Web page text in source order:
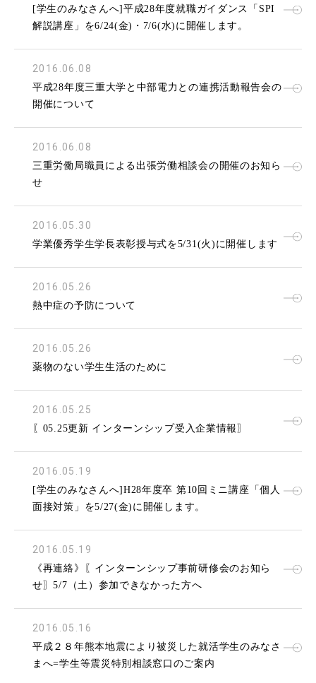
[学生のみなさんへ]平成28年度就職ガイダンス「SPI
解説講座」を6/24(金)・7/6(水)に開催します。
2016.06.08
平成28年度三重大学と中部電力との連携活動報告会の
開催について
2016.06.08
三重労働局職員による出張労働相談会の開催のお知ら
せ
2016.05.30
学業優秀学生学長表彰授与式を5/31(火)に開催します
2016.05.26
熱中症の予防について
2016.05.26
薬物のない学生生活のために
2016.05.25
〖05.25更新 インターンシップ受入企業情報〗
2016.05.19
[学生のみなさんへ]H28年度卒 第10回ミニ講座「個人
面接対策」を5/27(金)に開催します。
2016.05.19
《再連絡》〖インターンシップ事前研修会のお知ら
せ〗5/7（土）参加できなかった方へ
2016.05.16
平成２８年熊本地震により被災した就活学生のみなさ
まへ=学生等震災特別相談窓口のご案内